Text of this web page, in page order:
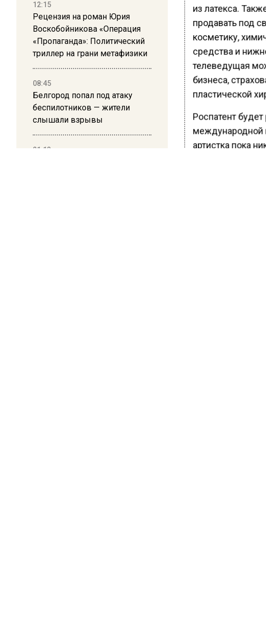
12:15
Рецензия на роман Юрия
Воскобойникова «Операция
«Пропаганда»: Политический
триллер на грани метафизики
08:45
Белгород попал под атаку
беспилотников — жители
слышали взрывы
21:13
из латекса.
продавать под
косметику,
средства и
телеведущая
бизнеса,
пластической
Роспатент
международной
артистка пока